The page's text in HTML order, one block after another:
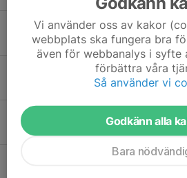
Våra träningstider 2026/
21 jul, 13:50 3
HK Hearts på
28 maj, 19:54 0
Inbjudan till årsmöte
Vi använder oss av kakor
webbplats ska fungera bra
även för webbanalys i syfte
förbättra våra
Så använder vi
Godkänn alla
Bara